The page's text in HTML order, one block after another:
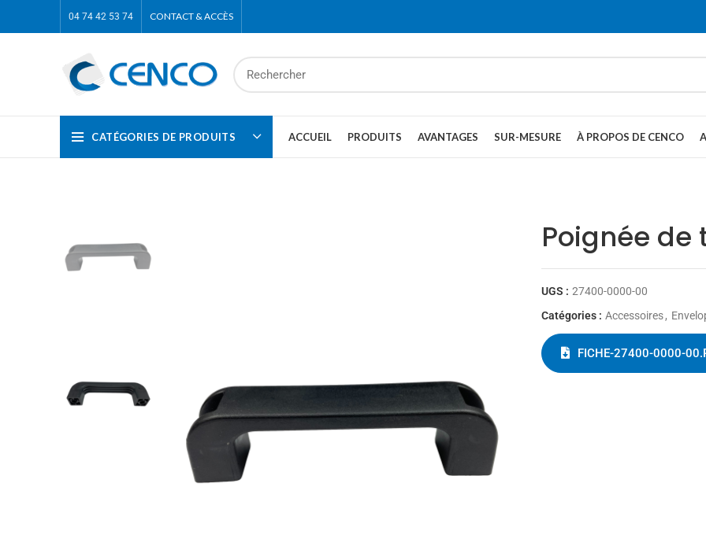
04 74 42 53 74 CONTACT & ACCÈS
CATÉGORIES DE PRODUITS ACCUEIL PRODUITS AVANTAGES SUR-MESURE À PROPOS DE CENCO
Poignée
UGS : 27400-0000-00
Catégories : Accessoires,
FICHE-27400-0000-